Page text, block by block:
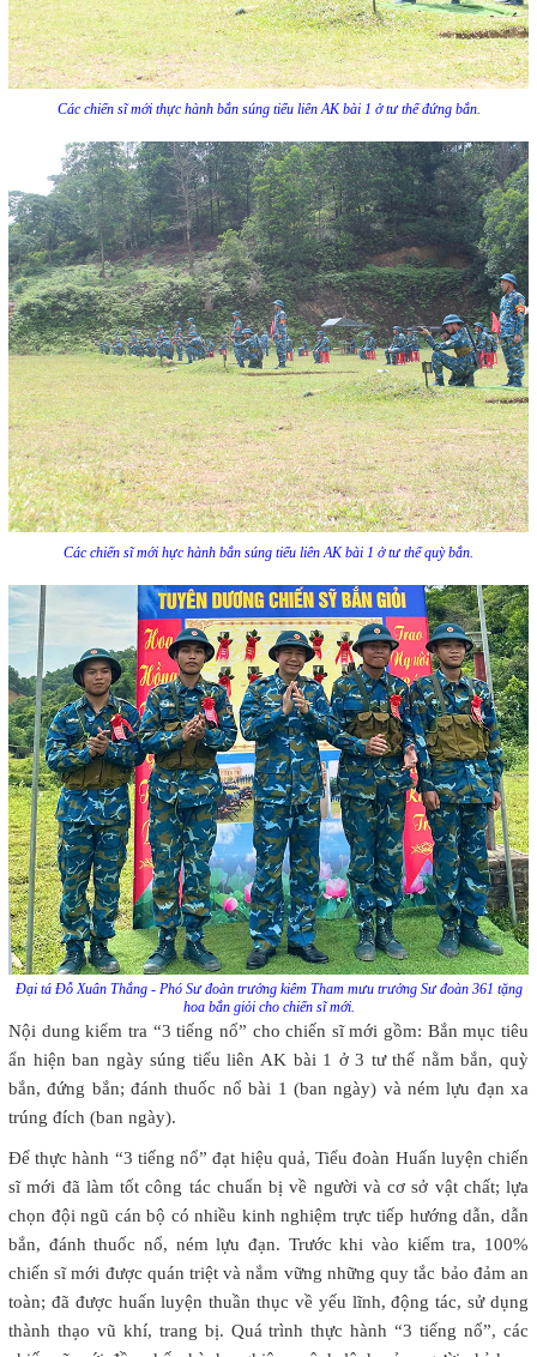
Các chiến sĩ mới thực hành bắn súng tiểu liên AK bài 1 ở tư thế đứng bắn.
Các chiến sĩ mới hực hành bắn súng tiểu liên AK bài 1 ở tư thế quỳ bắn.
Đại tá Đỗ Xuân Thắng - Phó Sư đoàn trưởng kiêm Tham mưu trưởng Sư đoàn 361 tặng
hoa bắn giỏi cho chiến sĩ mới.
Nội dung kiểm tra “3 tiếng nổ” cho chiến sĩ mới gồm: Bắn mục tiêu
ẩn hiện ban ngày súng tiểu liên AK bài 1 ở 3 tư thế nằm bắn, quỳ
bắn, đứng bắn; đánh thuốc nổ bài 1 (ban ngày) và ném lựu đạn xa
trúng đích (ban ngày).
Để thực hành “3 tiếng nổ” đạt hiệu quả, Tiểu đoàn Huấn luyện chiến
sĩ mới đã làm tốt công tác chuẩn bị về người và cơ sở vật chất; lựa
chọn đội ngũ cán bộ có nhiều kinh nghiệm trực tiếp hướng dẫn, dẫn
bắn, đánh thuốc nổ, ném lựu đạn. Trước khi vào kiểm tra, 100%
chiến sĩ mới được quán triệt và nắm vững những quy tắc bảo đảm an
toàn; đã được huấn luyện thuần thục về yếu lĩnh, động tác, sử dụng
thành thạo vũ khí, trang bị. Quá trình thực hành “3 tiếng nổ”, các